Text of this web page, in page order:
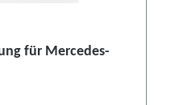
für Mercedes-